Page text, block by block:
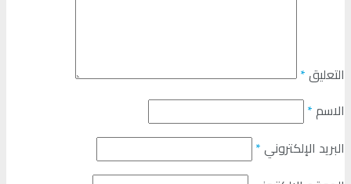
التعليق*
الاسم*
البريد الإلكتروني*